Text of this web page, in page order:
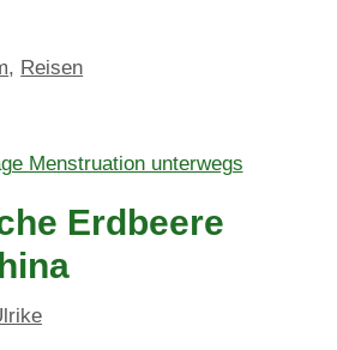
, Reisen
Erdbeere